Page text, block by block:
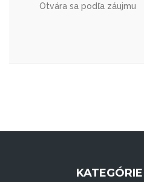
Otvára sa podľa záujmu